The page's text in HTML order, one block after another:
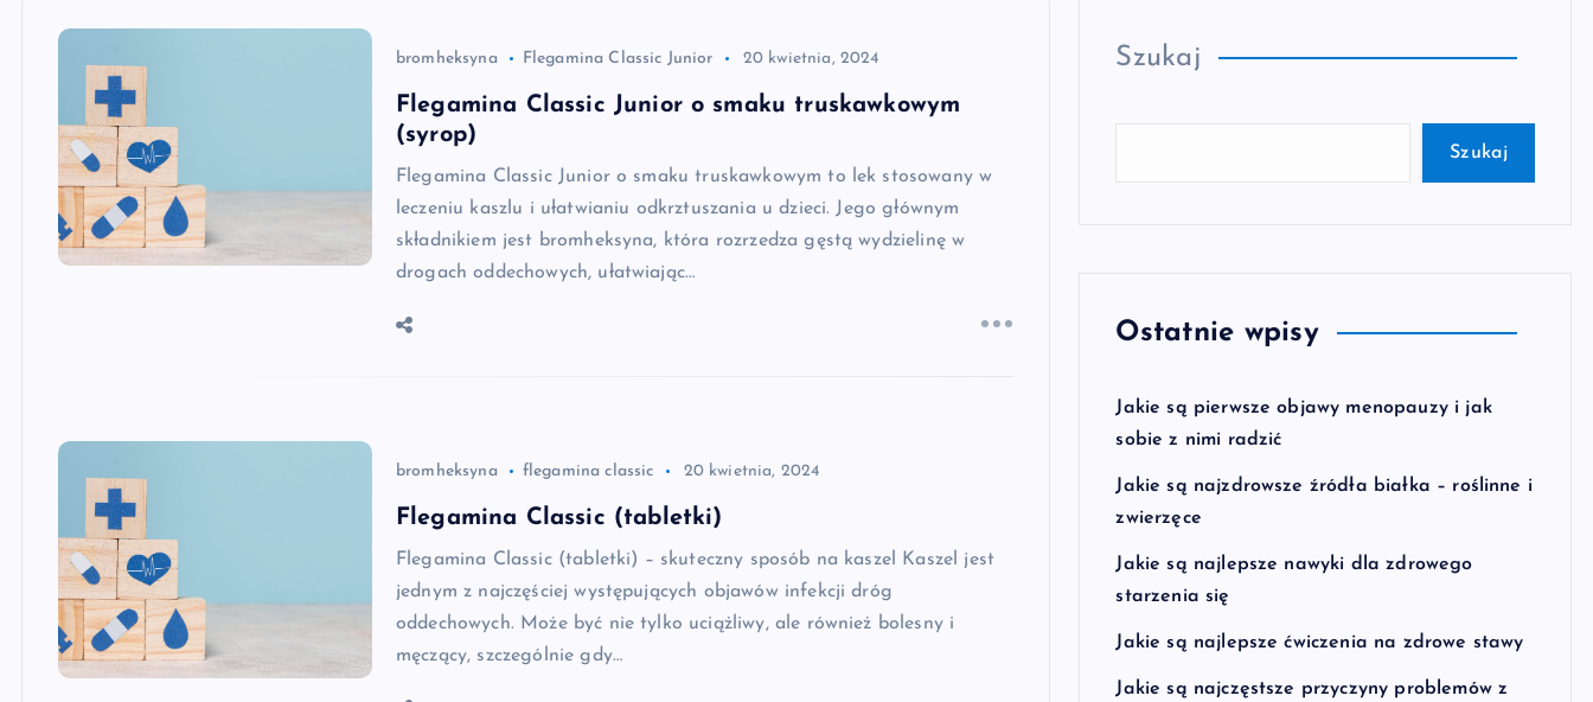
bromheksyna Flegamina Classic Junior 20 kwietnia, 2024
Flegamina Classic Junior o smaku truskawkowym
(syrop)
Flegamina Classic Junior o smaku truskawkowym to lek stosowany w
leczeniu kaszlu i ułatwianiu odkrztuszania u dzieci. Jego głównym
składnikiem jest bromheksyna, która rozrzedza gęstą wydzielinę w
drogach oddechowych, ułatwiając…
bromheksyna flegamina classic 20 kwietnia, 2024
Flegamina Classic (tabletki)
Flegamina Classic (tabletki) – skuteczny sposób na kaszel Kaszel jest
jednym z najczęściej występujących objawów infekcji dróg
oddechowych. Może być nie tylko uciążliwy, ale również bolesny i
męczący, szczególnie gdy…
Szukaj
Szukaj
Ostatnie wpisy
Jakie są pierwsze objawy menopauzy i jak
sobie z nimi radzić
Jakie są najzdrowsze źródła białka – roślinne i
zwierzęce
Jakie są najlepsze nawyki dla zdrowego
starzenia się
Jakie są najlepsze ćwiczenia na zdrowe stawy
Jakie są najczęstsze przyczyny problemów z